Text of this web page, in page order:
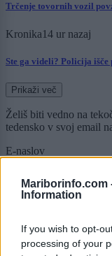
Mariborinfo.com
Information
If you wish to opt-
processing of your
Trčenje tovornih vozil
Kronika14 ur nazaj
Ste ga videli? Policija išče
Prikaži več
Želiš biti vedno na
tedensko v svoj email
E-naslov
CAPTCHA
Nisem robot
Naročite se
Imaš novico,